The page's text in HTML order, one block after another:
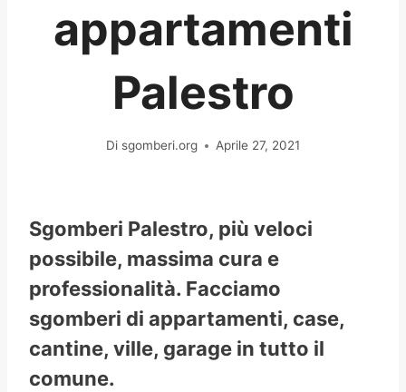
appartamenti
Palestro
Di sgomberi.org Aprile 27, 2021
Sgomberi Palestro, più veloci
possibile, massima cura e
professionalità. Facciamo
sgomberi di appartamenti, case,
cantine, ville, garage in tutto il
comune.